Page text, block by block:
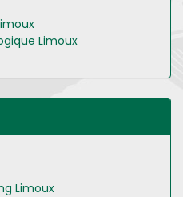
Limoux
Limoux